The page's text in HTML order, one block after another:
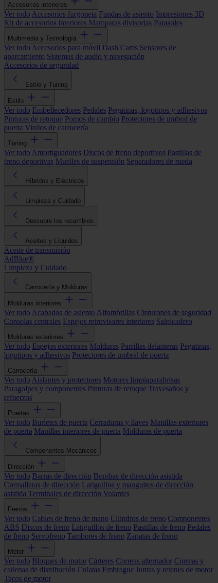
Accesorios interiores
Ver todo Accesorios furgoneta Fundas de asiento Impresiones 3D
Kit de accesorios interiores Mamparas divisorias Parasoles
Multimedia y Tecnología
Ver todo Accesorios para móvil Dash Cams Sensores de
aparcamiento Sistemas de audio y navegación
Accesorios de seguridad
Estilo y Tuning
Estilo
Ver todo Embellecedores Pedales Pegatinas, logotipos y adhesivos
Pinturas de retoque Pomos de cambio Protectores de umbral de
puerta Vinilos de carrocería
Tuning
Ver todo Amortiguadores Discos de freno deportivos Pastillas de
freno deportivas Muelles de suspensión Separadores de rueda
Híbridos y Eléctricos
Limpieza y Cuidado
Descubre los recambios
Aceites y Líquidos
Aceite de transmisión
AdBlue®
Limpieza y Cuidado
Carrocería y Molduras
Molduras interiores
Ver todo Acabados de asiento Alfombrillas Cinturones de seguridad
Consolas centrales Espejos retrovisores interiores Salpicadero
Molduras exteriores
Ver todo Espejos exteriores Molduras Parrillas delanteras Pegatinas,
logotipos y adhesivos Protectores de umbral de puerta
Carrocería
Ver todo Aislantes y protectores Motores limpiaparabrisas
Paragolpes y componentes Pinturas de retoque Travesaños y
refuerzos
Puertas
Ver todo Burletes de puerta Cerraduras y llaves Manillas exteriores
de puerta Manillas interiores de puerta Molduras de puerta
Componentes Mecánicos
Dirección
Ver todo Barras de dirección Bombas de dirección asistida
Cremalleras de dirección Latiguillos y manguitos de dirección
asistida Terminales de dirección Volantes
Frenos
Ver todo Cables de freno de mano Cilindros de freno Componentes
ABS Discos de freno Latiguillos de freno Pastillas de freno Pedales
de freno Servofreno Tambores de freno Zapatas de freno
Motor
Ver todo Bloques de motor Cárteres Correas alternador Correas y
cadenas de distribución Culatas Embrague Juntas y retenes de motor
Tacos de motor